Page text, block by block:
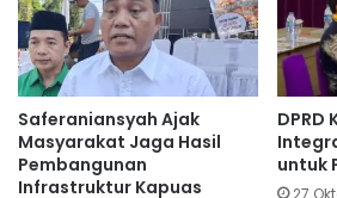
Saferaniansyah Ajak
Masyarakat Jaga Hasil
Pembangunan
Infrastruktur Kapuas
untuk